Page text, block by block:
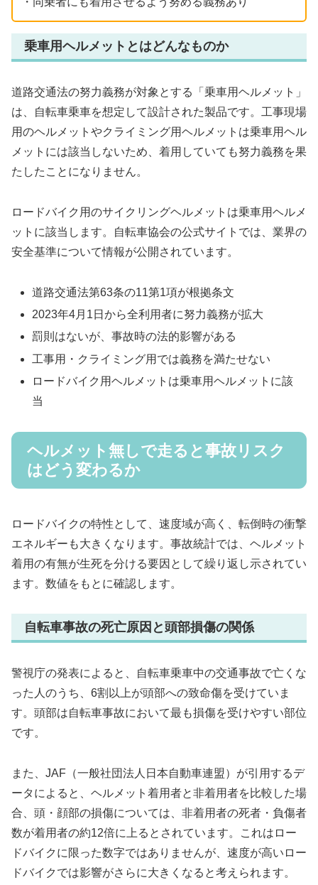
乗車用ヘルメットとはどんなものか
道路交通法の努力義務が対象とする「乗車用ヘルメット」
は、自転車乗車を想定して設計された製品です。工事現場
用のヘルメットやクライミング用ヘルメットは乗車用ヘル
メットには該当しないため、着用していても努力義務を果
たしたことになりません。
ロードバイク用のサイクリングヘルメットは乗車用ヘルメ
ットに該当します。自転車協会の公式サイトでは、業界の
安全基準について情報が公開されています。
道路交通法第63条の11第1項が根拠条文
2023年4月1日から全利用者に努力義務が拡大
罰則はないが、事故時の法的影響がある
工事用・クライミング用では義務を満たせない
ロードバイク用ヘルメットは乗車用ヘルメットに該
当
ヘルメット無しで走ると事故リスク
はどう変わるか
ロードバイクの特性として、速度域が高く、転倒時の衝撃
エネルギーも大きくなります。事故統計では、ヘルメット
着用の有無が生死を分ける要因として繰り返し示されてい
ます。数値をもとに確認します。
自転車事故の死亡原因と頭部損傷の関係
警視庁の発表によると、自転車乗車中の交通事故で亡くな
った人のうち、6割以上が頭部への致命傷を受けていま
す。頭部は自転車事故において最も損傷を受けやすい部位
です。
また、JAF（一般社団法人日本自動車連盟）が引用するデ
ータによると、ヘルメット着用者と非着用者を比較した場
合、頭・顔部の損傷については、非着用者の死者・負傷者
数が着用者の約12倍に上るとされています。これはロー
ドバイクに限った数字ではありませんが、速度が高いロー
ドバイクでは影響がさらに大きくなると考えられます。